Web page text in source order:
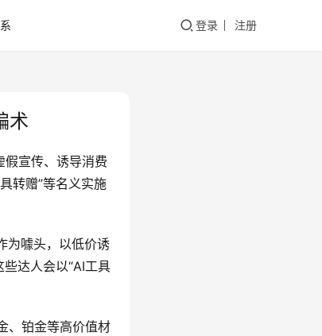
登录 注册
术
假宣传、诱导消费
转赠”等名义实施
为噱头，以低价诱
达人会以“AI工具
、铂金等高价值材